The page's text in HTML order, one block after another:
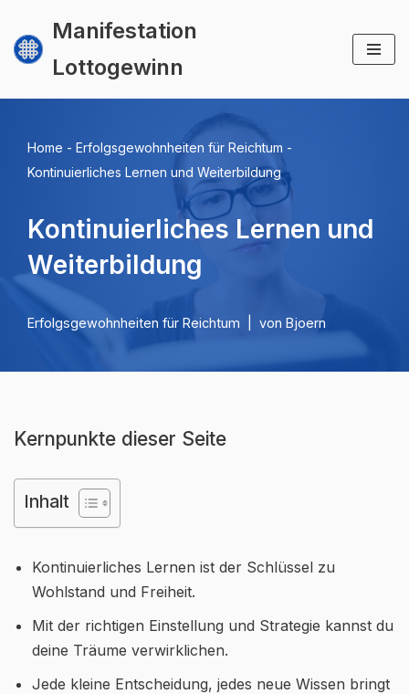
Zum
springen
Manifestation
Lottogewinn
Home - Erfolgsgewohnheiten für Reichtum -
Kontinuierliches Lernen und Weiterbildung
Kontinuierliches Lernen und
Weiterbildung
Erfolgsgewohnheiten für Reichtum von Bjoern
Kernpunkte dieser Seite
Inhalt
Kontinuierliches Lernen ist der Schlüssel zu
Wohlstand und Freiheit.
Mit der richtigen Einstellung und Strategie kannst du
deine Träume verwirklichen.
Jede kleine Entscheidung, jedes neue Wissen bringt